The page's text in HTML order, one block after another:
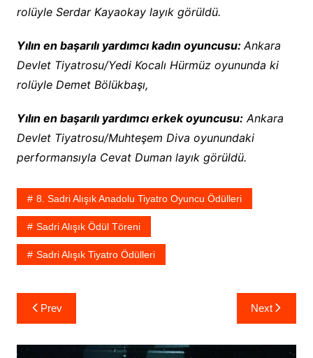
rolüyle Serdar Kayaokay layık görüldü.
Yılın en başarılı yardımcı kadın oyuncusu:Ankara
Devlet Tiyatrosu/Yedi Kocalı Hürmüz oyununda ki
rolüyle Demet Bölükbaşı,
Yılın en başarılı yardımcı erkek oyuncusu:Ankara
Devlet Tiyatrosu/Muhteşem Diva oyunundaki
performansıyla Cevat Duman layık görüldü.
8. Sadri Alışık Anadolu Tiyatro Oyuncu Ödülleri
Sadri Alışık Ödül Töreni
Sadri Alışık Tiyatro Ödülleri
Yazı
gezinmesi
Prev Next